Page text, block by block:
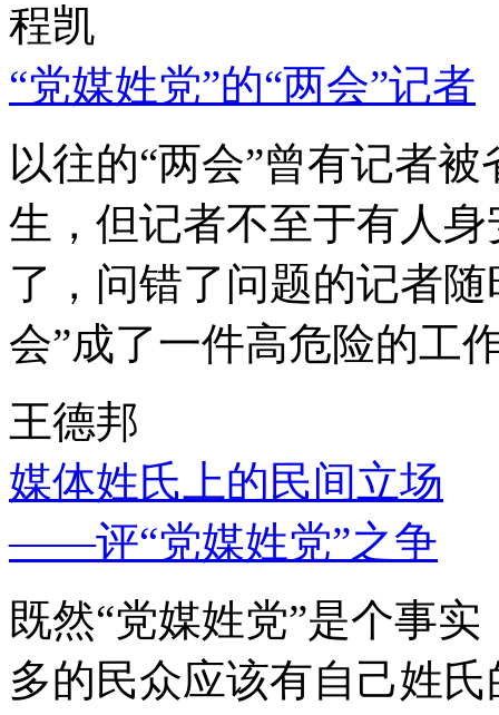
程凯
“党媒姓党”的“两会”记者
以往的“两会”曾有记者
生，但记者不至于有人
了，问错了问题的记者
会”成了一件高危险的工
王德邦
媒体姓氏上的民间立场
——评“党媒姓党”之争
既然“党媒姓党”是个事
多的民众应该有自己姓